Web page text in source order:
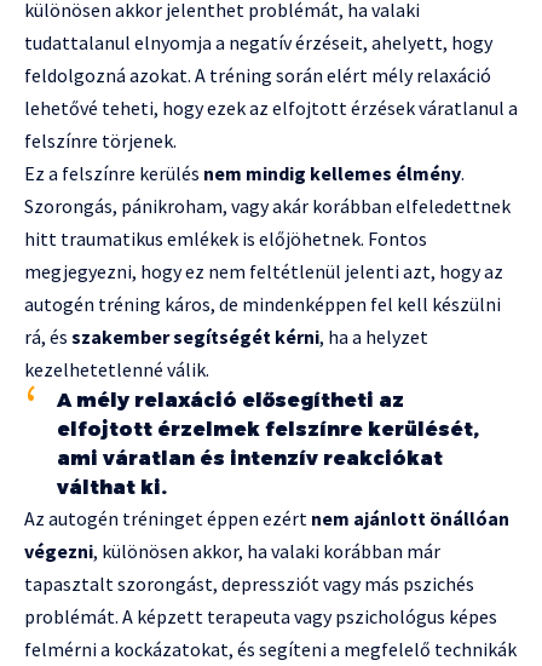
különösen akkor jelenthet problémát, ha valaki
tudattalanul elnyomja a negatív érzéseit, ahelyett, hogy
feldolgozná azokat. A tréning során elért mély relaxáció
lehetővé teheti, hogy ezek az elfojtott érzések váratlanul a
felszínre törjenek.
Ez a felszínre kerülés nem mindig kellemes élmény.
Szorongás, pánikroham, vagy akár korábban elfeledettnek
hitt traumatikus emlékek is előjöhetnek. Fontos
megjegyezni, hogy ez nem feltétlenül jelenti azt, hogy az
autogén tréning káros, de mindenképpen fel kell készülni
rá, és szakember segítségét kérni, ha a helyzet
kezelhetetlenné válik.
A mély relaxáció elősegítheti az
elfojtott érzelmek felszínre kerülését,
ami váratlan és intenzív reakciókat
válthat ki.
Az autogén tréninget éppen ezért nem ajánlott önállóan
végezni, különösen akkor, ha valaki korábban már
tapasztalt szorongást, depressziót vagy más pszichés
problémát. A képzett terapeuta vagy pszichológus képes
felmérni a kockázatokat, és segíteni a megfelelő technikák